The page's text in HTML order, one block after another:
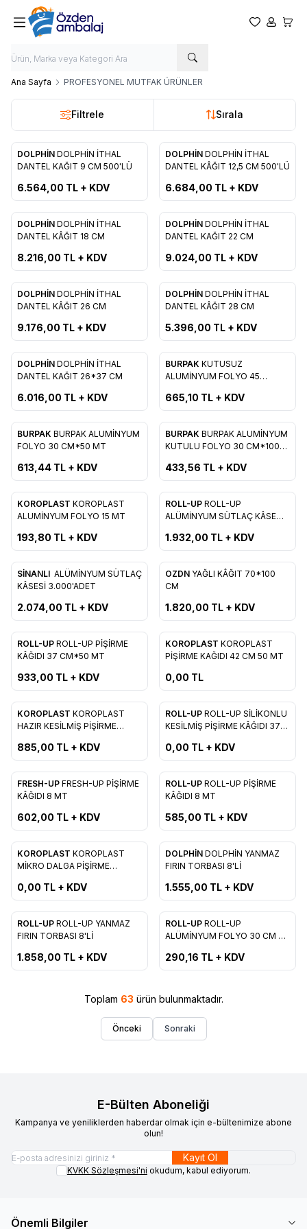
Favorilerim
Hesabım
Ana Sayfa PROFESYONEL MUTFAK ÜRÜNLER
Filtrele Sırala
Favorilere Ekle
DOLPHİN DOLPHİN İTHAL
DANTEL KAĞIT 9 CM 500'LÜ
6.564,00 TL + KDV
Favorilere Ekle
DOLPHİN DOLPHİN İTHAL
DANTEL KÂĞIT 12,5 CM 500'LÜ
6.684,00 TL + KDV
Favorilere Ekle
DOLPHİN DOLPHİN İTHAL
DANTEL KÂĞIT 18 CM
8.216,00 TL + KDV
Favorilere Ekle
DOLPHİN DOLPHİN İTHAL
DANTEL KAĞIT 22 CM
9.024,00 TL + KDV
Favorilere Ekle
DOLPHİN DOLPHİN İTHAL
DANTEL KÂĞIT 26 CM
9.176,00 TL + KDV
Favorilere Ekle
DOLPHİN DOLPHİN İTHAL
DANTEL KÂĞIT 28 CM
5.396,00 TL + KDV
Favorilere Ekle
DOLPHİN DOLPHİN İTHAL
DANTEL KAĞIT 26*37 CM
6.016,00 TL + KDV
Favorilere Ekle
BURPAK KUTUSUZ
ALUMİNYUM FOLYO 45
665,10 TL + KDV
Favorilere Ekle
BURPAK BURPAK ALUMİNYUM
FOLYO 30 CM*50 MT
613,44 TL + KDV
Favorilere Ekle
BURPAK BURPAK ALUMİNYUM
KUTULU FOLYO 30 CM*100
433,56 TL + KDV
Favorilere Ekle
KOROPLAST KOROPLAST
ALUMİNYUM FOLYO 15 MT
193,80 TL + KDV
Favorilere Ekle
ROLL-UP ROLL-UP
ALÜMİNYUM SÜTLAÇ KÂSE
1.932,00 TL + KDV
Favorilere Ekle
SİNANLI ALÜMİNYUM SÜTLAÇ
KÂSESİ 3.000'ADET
2.074,00 TL + KDV
Favorilere Ekle
OZDN YAĞLI KÂĞIT 70*100
CM
1.820,00 TL + KDV
Favorilere Ekle
ROLL-UP ROLL-UP PİŞİRME
KÂĞIDI 37 CM*50 MT
933,00 TL + KDV
Favorilere Ekle
KOROPLAST KOROPLAST
PİŞİRME KAĞIDI 42 CM 50 MT
0,00 TL
Favorilere Ekle
KOROPLAST KOROPLAST
HAZIR KESİLMİŞ PİŞİRME
885,00 TL + KDV
Favorilere Ekle
Tükendi
ROLL-UP ROLL-UP SİLİKONLU
KESİLMİŞ PİŞİRME KÂĞIDI 37
0,00 TL + KDV
Favorilere Ekle
FRESH-UP FRESH-UP PİŞİRME
KÂĞIDI 8 MT
602,00 TL + KDV
Favorilere Ekle
ROLL-UP ROLL-UP PİŞİRME
KÂĞIDI 8 MT
585,00 TL + KDV
Favorilere Ekle
KOROPLAST KOROPLAST
MİKRO DALGA PİŞİRME
0,00 TL + KDV
Favorilere Ekle
DOLPHİN DOLPHİN YANMAZ
FIRIN TORBASI 8'Lİ
1.555,00 TL + KDV
Favorilere Ekle
ROLL-UP ROLL-UP YANMAZ
FIRIN TORBASI 8'Lİ
1.858,00 TL + KDV
Favorilere Ekle
ROLL-UP ROLL-UP
ALÜMİNYUM FOLYO 30 CM *
290,16 TL + KDV
Toplam 63 ürün bulunmaktadır.
Önceki Sonraki
E-Bülten Aboneliği
Kampanya ve yeniliklerden haberdar olmak için e-bültenimize abone
olun!
Kayıt Ol
KVKK Sözleşmesi'ni okudum, kabul ediyorum.
Önemli Bilgiler